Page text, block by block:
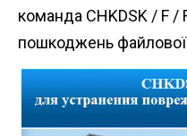
команда CHKDSK / F /
пошкоджень